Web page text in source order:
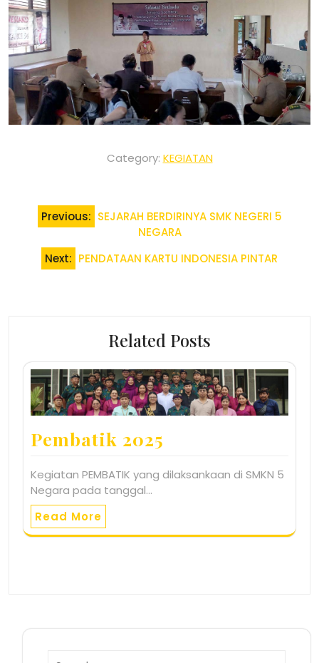
Category: KEGIATAN
Post
navigation
Previous: SEJARAH BERDIRINYA SMK NEGERI 5
NEGARA
Next: PENDATAAN KARTU INDONESIA PINTAR
Related Posts
Pembatik 2025
Kegiatan PEMBATIK yang dilaksankaan di SMKN 5
Negara pada tanggal…
Read More